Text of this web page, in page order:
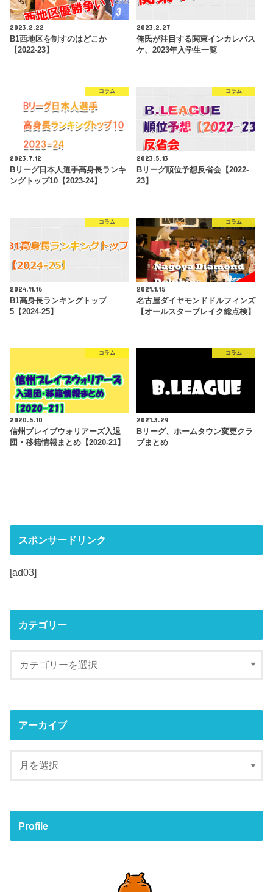
2023.2.22
B1西地区を制すのはどこか
【2022-23】
2023.2.27
俺氏が注目する関東インカレバス
ケ、2023年入学生一覧
コラム
2023.7.12
Bリーグ日本人選手高身長ランキ
ングトップ10【2023-24】
コラム
2023.5.13
Bリーグ順位予想反省会【2022-
23】
コラム
2024.11.16
B1高身長ランキングトップ
5【2024-25】
コラム
2021.1.15
名古屋ダイヤモンドドルフィンズ
【オールスターブレイク総点検】
コラム
2020.5.10
信州ブレイブウォリアーズ入退
団・移籍情報まとめ【2020-21】
コラム
2021.3.29
Bリーグ、ホームタウン変更クラ
ブまとめ
スポンサードリンク
[ad03]
カテゴリー
アーカイブ
Profile